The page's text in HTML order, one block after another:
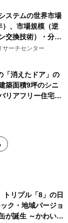
ステムの世界市場
）、市場規模（逆
交換技術）・分析
サーチセンター
「消えたドア」の
築面積9坪のシニ
リアフリー住宅が
トリプル「8」の日
ク・地域バージョ
が誕生 ～かわいい